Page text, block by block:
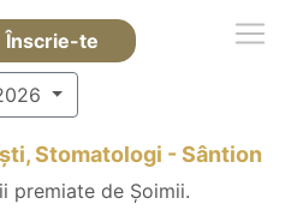
Înscrie-te
Stomatologi - Sântion
premiate de Șoimii.